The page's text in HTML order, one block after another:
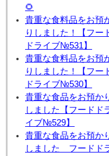
🌻
貴重な食料品をお預
りしました！【フー
ドライブ№531】
貴重な食料品をお預
りしました！【フー
ドライブ№530】
貴重な食品をお預か
しました【フードド
イブ№529】
貴重な食品をお預か
しました フードド